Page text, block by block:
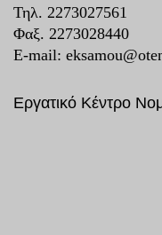
Τηλ. 2273027561
Φαξ. 2273028440
E-mail:
Εργατικό Κέντρο